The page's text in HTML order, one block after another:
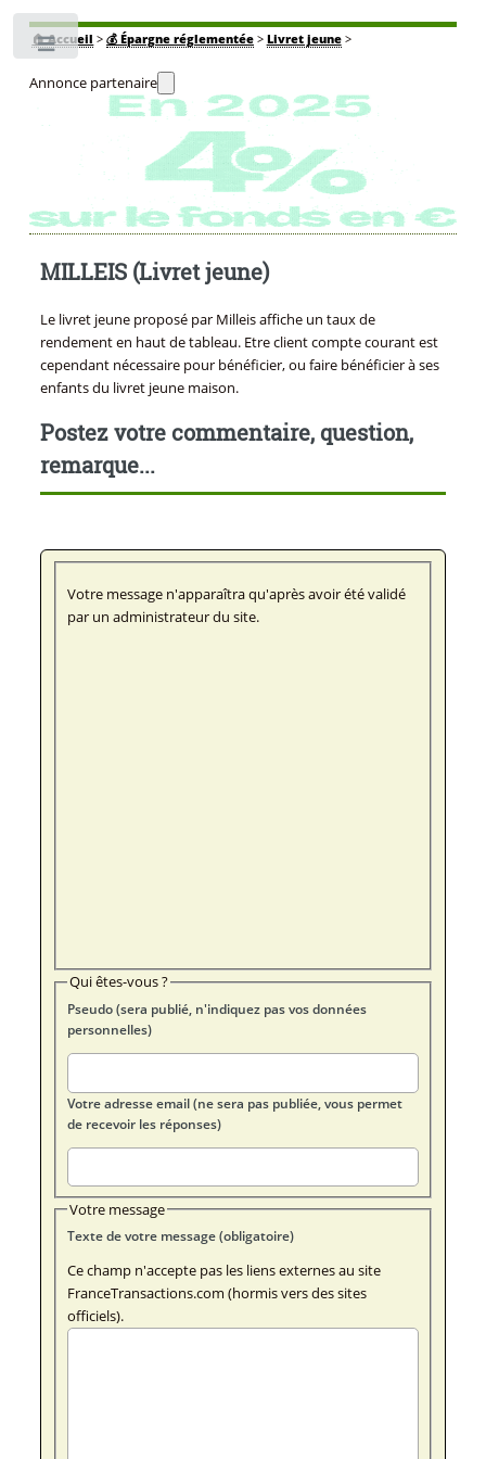
🏠Accueil > 💰 Épargne réglementée> Livret jeune>
Annonce partenaire
MILLEIS (Livret jeune)
Le livret jeune proposé par Milleis affiche un taux de
rendement en haut de tableau. Etre client compte courant est
cependant nécessaire pour bénéficier, ou faire bénéficier à ses
enfants du livret jeune maison.
Postez votre commentaire, question,
remarque...
Votre message n'apparaîtra qu'après avoir été validé
par un administrateur du site.
Qui êtes-vous ?
Pseudo (sera publié, n'indiquez pas vos données
personnelles)
Votre adresse email (ne sera pas publiée, vous permet
de recevoir les réponses)
Votre message
Texte de votre message (obligatoire)
Ce champ n'accepte pas les liens externes au site
FranceTransactions.com (hormis vers des sites
officiels).
Toggle